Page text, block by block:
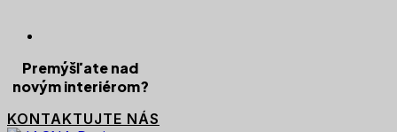
Premýšľate nad
novým interiérom?
KONTAKTUJTE NÁS